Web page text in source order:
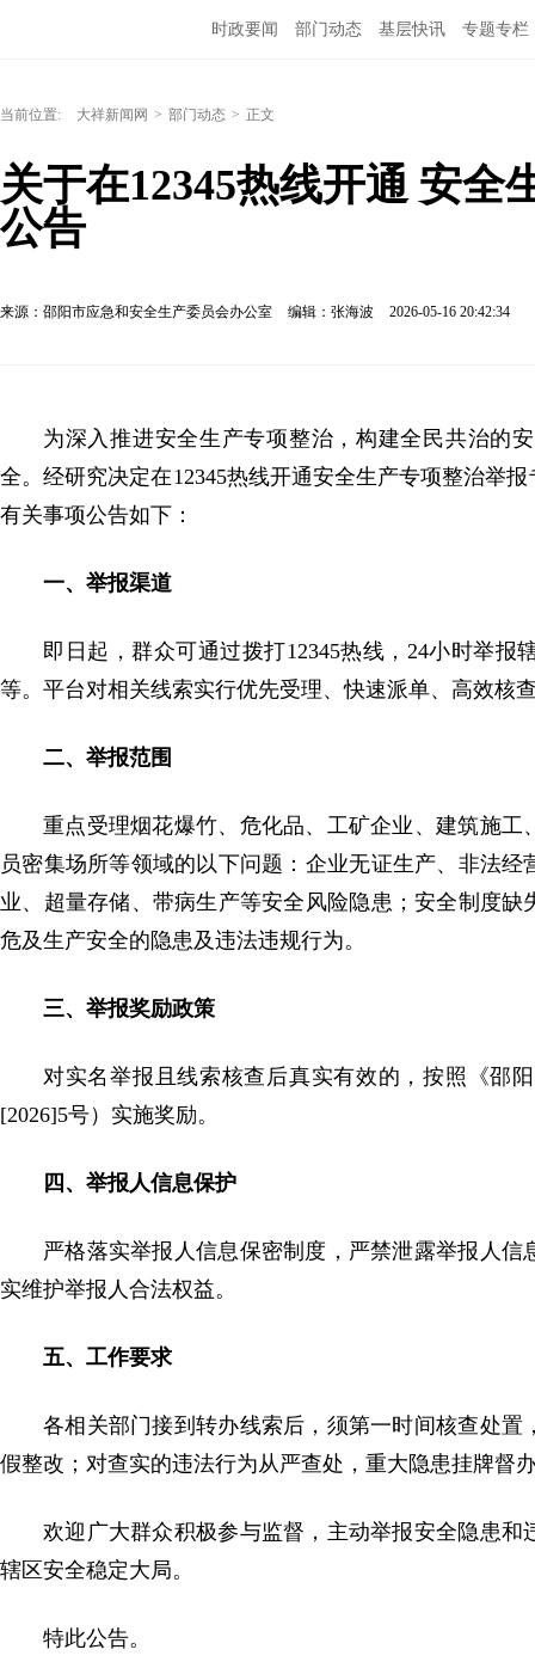
时政要闻 部门动态 基层快讯 专题专栏
当前位置: 大祥新闻网 > 部门动态 > 正文
关于在12345热线开通 安全
公告
来源：邵阳市应急和安全生产委员会办公室 编辑：张海波 2026-05-16 20:42:34
为深入推进安全生产专项整治，构建全民共治的
全。经研究决定在12345热线开通安全生产专项整治举
有关事项公告如下：
一、举报渠道
即日起，群众可通过拨打12345热线，24小时举
等。平台对相关线索实行优先受理、快速派单、高效核
二、举报范围
重点受理烟花爆竹、危化品、工矿企业、建筑施
员密集场所等领域的以下问题：企业无证生产、非法
业、超量存储、带病生产等安全风险隐患；安全制度
危及生产安全的隐患及违法违规行为。
三、举报奖励政策
对实名举报且线索核查后真实有效的，按照《邵
[2026]5号）实施奖励。
四、举报人信息保护
严格落实举报人信息保密制度，严禁泄露举报人
实维护举报人合法权益。
五、工作要求
各相关部门接到转办线索后，须第一时间核查处
假整改；对查实的违法行为从严查处，重大隐患挂牌督
欢迎广大群众积极参与监督，主动举报安全隐患
辖区安全稳定大局。
特此公告。